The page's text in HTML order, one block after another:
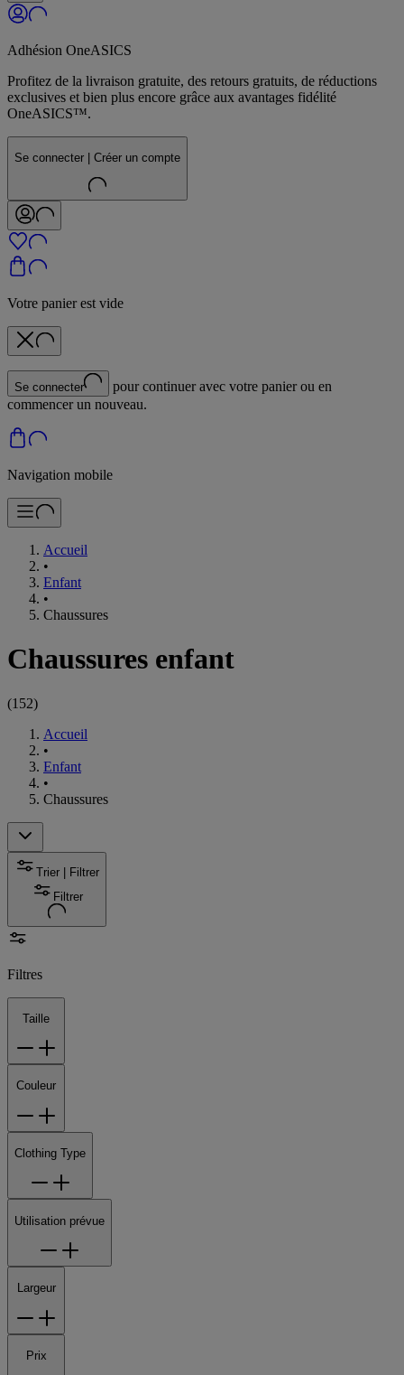
Adhésion OneASICS
Profitez de la livraison gratuite, des retours gratuits, de réductions
exclusives et bien plus encore grâce aux avantages fidélité
OneASICS™.
Se connecter | Créer un compte
Votre panier est vide
Se connecter
pour continuer avec votre panier ou en
commencer un nouveau.
Navigation mobile
Accueil
•
Enfant
•
Chaussures
Chaussures enfant
(152)
Accueil
•
Enfant
•
Chaussures
Trier | Filtrer
Filtrer
Filtres
Taille
Couleur
Clothing Type
Utilisation prévue
Largeur
Prix